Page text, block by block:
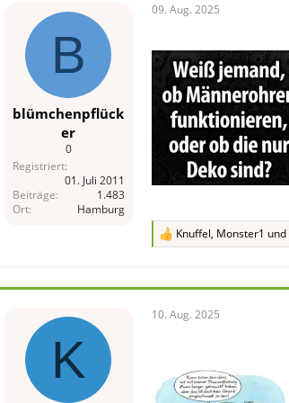
n
:
B
blümchenpflück
er
0
Registriert
01. Juli 2011
Beiträge
1.483
Ort
Hamburg
09. Aug. 2025
R
i
Knuffel, Monster1 und
K
10. Aug. 2025